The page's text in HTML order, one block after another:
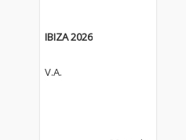
IBIZA 2026
V.A.